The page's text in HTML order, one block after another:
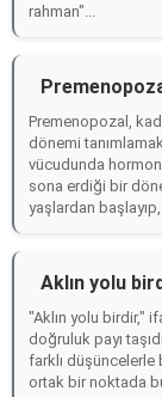
rahman"...
Premenopozal,
dönemi
vücudunda
sona erdiği bir
yaşlardan
Aklın yolu
"Aklın yolu birdir,"
doğruluk payı
farklı
ortak bir noktada